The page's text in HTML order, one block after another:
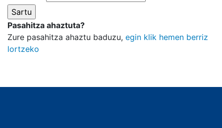
Pasahitza ahaztuta?
Zure pasahitza ahaztu baduzu, egin klik hemen berriz
lortzeko